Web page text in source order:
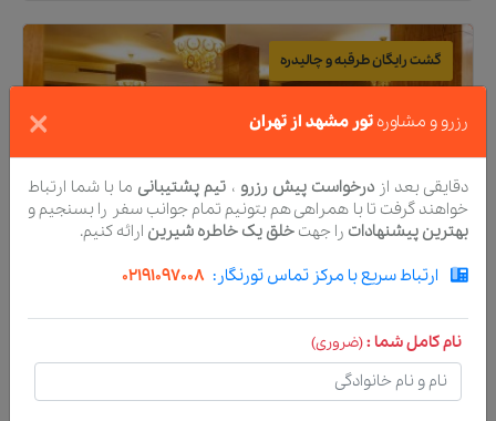
گشت رایگان طرقبه و چالیدره
تور مشهد هتل جواهر شرق
2 شب و 3 روز صبحانه رایگان
رزرو و مشاوره تور مشهد از تهران ×
دقایقی بعد ازدرخواست پیش رزرو ، تیم پشتیبانی ما با شما ارتباط
خواهند گرفت تا با همراهی هم بتونیم تمام جوانب سفر را بسنجیم و
بهترین پیشنهادات را جهت خلق یک خاطره شیرین ارائه کنیم.
ارتباط سریع با مرکز تماس تورنگار: 02191097008
نام کامل شما :(ضروری)